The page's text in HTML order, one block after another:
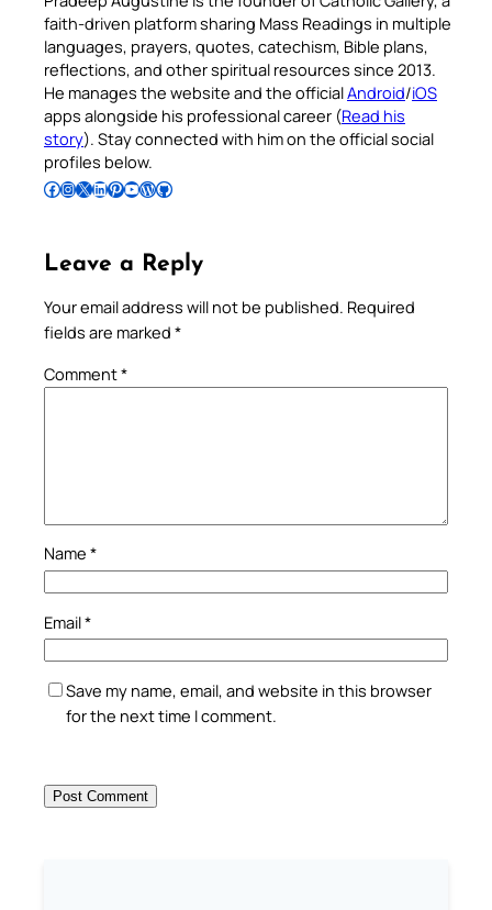
faith-driven platform sharing Mass Readings in multiple
languages, prayers, quotes, catechism, Bible plans,
reflections, and other spiritual resources since 2013.
He manages the website and the officialAndroid/iOS
apps alongside his professional career (Read his
story). Stay connected with him on the official social
profiles below.
Follow Pradeep on Facebook Follow Pradeep on InstagramFollow Pradeep on X Follow Pradeep on LinkedIn Follow Pradeep on Pinterest Subscribe to Pradeep’s Youtube Channel Follow Pradeep on WordPress Follow Pradeep on GitHub
Leave a Reply
Your email address will not be published. Required
fields are marked *
Comment*
Name *
Email*
Save my name, email, and website in this browser
for the next time I comment.